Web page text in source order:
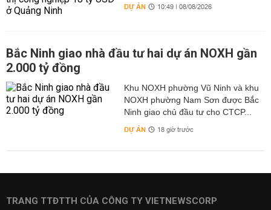
DỰ ÁN 10:49 | 08/08/2026
Bắc Ninh giao nhà đầu tư hai dự án NOXH gần
2.000 tỷ đồng
Khu NOXH phường Vũ Ninh và khu
NOXH phường Nam Sơn được Bắc
Ninh giao chủ đầu tư cho CTCP...
DỰ ÁN 18 giờ trước
TRANG TTĐTTH CỦA CÔNG TY VIETNEWSCORP